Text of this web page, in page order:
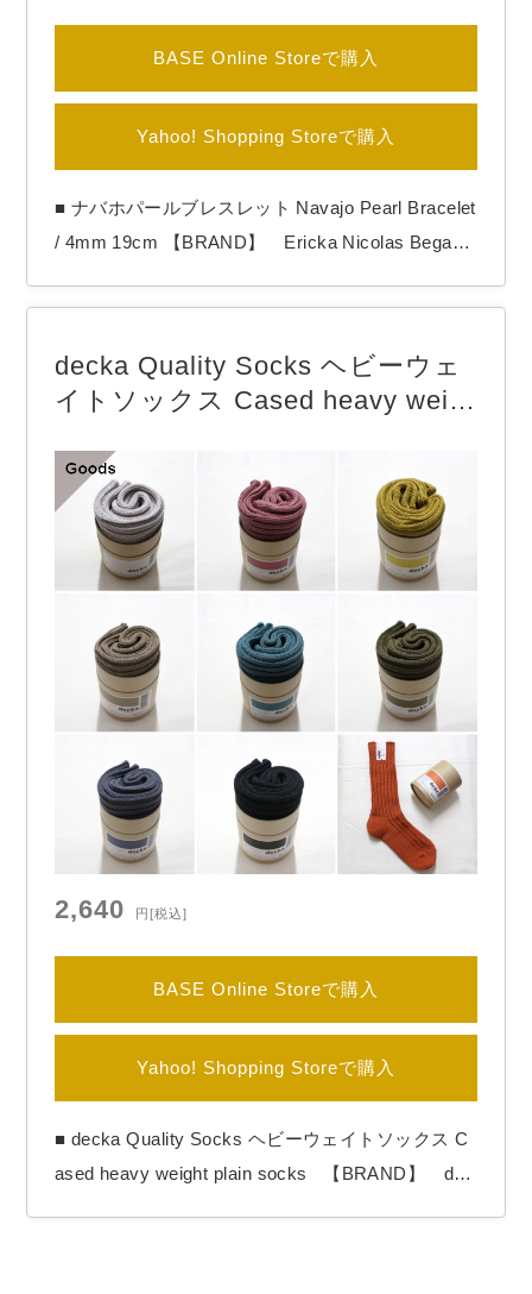
BASE Online Storeで購入
Yahoo! Shopping Storeで購入
■ ナバホパールブレスレット Navajo Pearl Bracelet
/ 4mm 19cm 【BRAND】 Ericka Nicolas Begay /
【Ericka Nicolas Begay（エリッカ ニコラス ビゲ
ト。 作品の全てをシルバーの塊を溶…
decka Quality Socks ヘビーウェ
イトソックス Cased heavy weig
2,640 円[税込]
BASE Online Storeで購入
Yahoo! Shopping Storeで購入
■ decka Quality Socks ヘビーウェイトソックス C
ased heavy weight plain socks 【BRAND】 dec